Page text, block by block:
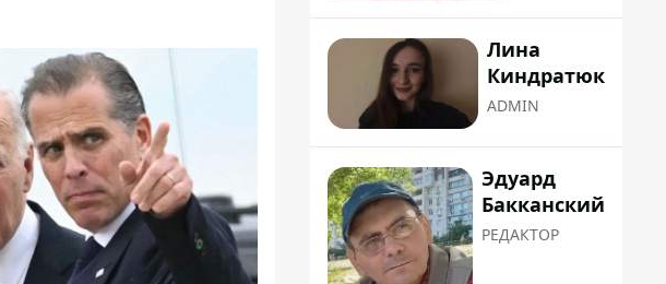
Лина
Киндратюк
ADMIN
Эдуард
Бакканский
РЕДАКТОР